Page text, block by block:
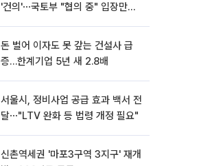
'건의'⋯국토부 "협의 중" 입장만
돈 벌어 이자도 못 갚는 건설사 급
증…한계기업 5년 새 2.8배
서울시, 정비사업 공급 효과 백서 전
달⋯"LTV 완화 등 법령 개정 필요"
신촌역세권 '마포3구역 3지구' 재개